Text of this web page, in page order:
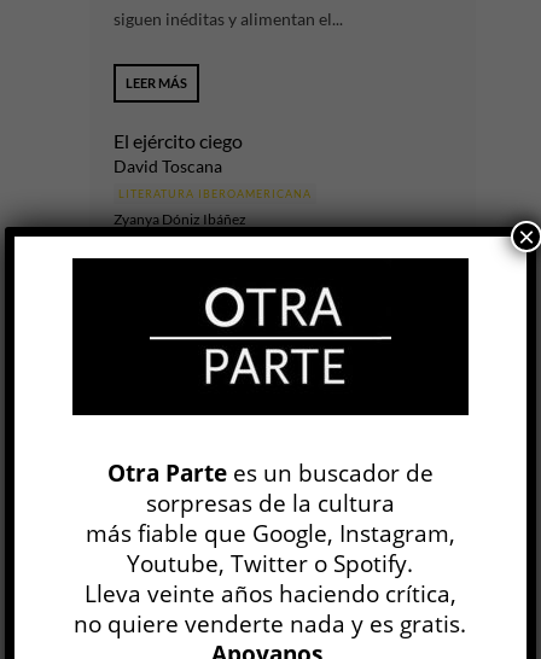
siguen inéditas y alimentan el...
LEER MÁS
El ejército ciego
David Toscana
LITERATURA IBEROAMERICANA
Zyanya Dóniz Ibáñez
El ejército ciego, la novela más reciente del
mexicano David Toscana y ganadora del Premio
Alfaguara de Novela 2026, los hechos importan
menos que las historias...
El paisaje es un grito
Eduardo Ruiz Sosa
LITERATURA IBEROAMERICANA
Nicolás Campisi
9 JUL
Otra Partees un buscador de
sorpresas de la cultura
más fiable que Google, Instagram,
Youtube, Twitter o Spotify.
Lleva veinte años haciendo crítica,
no quiere venderte nada y es gratis.
×